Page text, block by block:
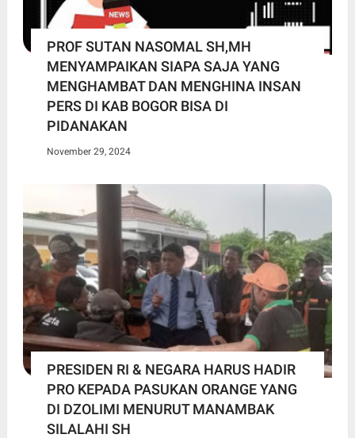
PROF SUTAN NASOMAL SH,MH
MENYAMPAIKAN SIAPA SAJA YANG
MENGHAMBAT DAN MENGHINA INSAN
PERS DI KAB BOGOR BISA DI
PIDANAKAN
November 29, 2024
PRESIDEN RI & NEGARA HARUS HADIR
PRO KEPADA PASUKAN ORANGE YANG
DI DZOLIMI MENURUT MANAMBAK
SILALAHI SH